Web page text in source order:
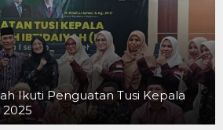
Ikuti Penguatan Tusi Kepala